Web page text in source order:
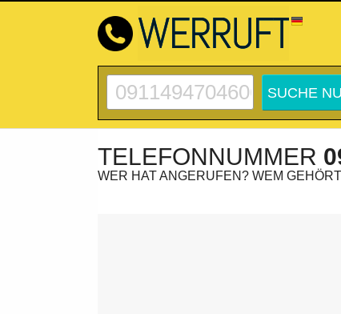
TELEFONNUMMER
WER HAT ANGERUFEN? WEM